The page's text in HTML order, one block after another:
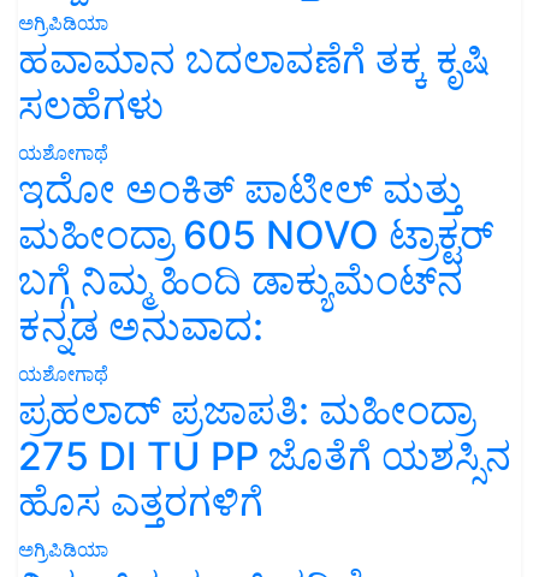
ಅಗ್ರಿಪಿಡಿಯಾ
ಹವಾಮಾನ ಬದಲಾವಣೆಗೆ ತಕ್ಕ ಕೃಷಿ
ಸಲಹೆಗಳು
ಯಶೋಗಾಥೆ
ಇದೋ ಅಂಕಿತ್ ಪಾಟೀಲ್ ಮತ್ತು
ಮಹೀಂದ್ರಾ 605 NOVO ಟ್ರಾಕ್ಟರ್
ಬಗ್ಗೆ ನಿಮ್ಮ ಹಿಂದಿ ಡಾಕ್ಯುಮೆಂಟ್‌ನ
ಕನ್ನಡ ಅನುವಾದ:
ಯಶೋಗಾಥೆ
ಪ್ರಹಲಾದ್ ಪ್ರಜಾಪತಿ: ಮಹೀಂದ್ರಾ
275 DI TU PP ಜೊತೆಗೆ ಯಶಸ್ಸಿನ
ಹೊಸ ಎತ್ತರಗಳಿಗೆ
ಅಗ್ರಿಪಿಡಿಯಾ